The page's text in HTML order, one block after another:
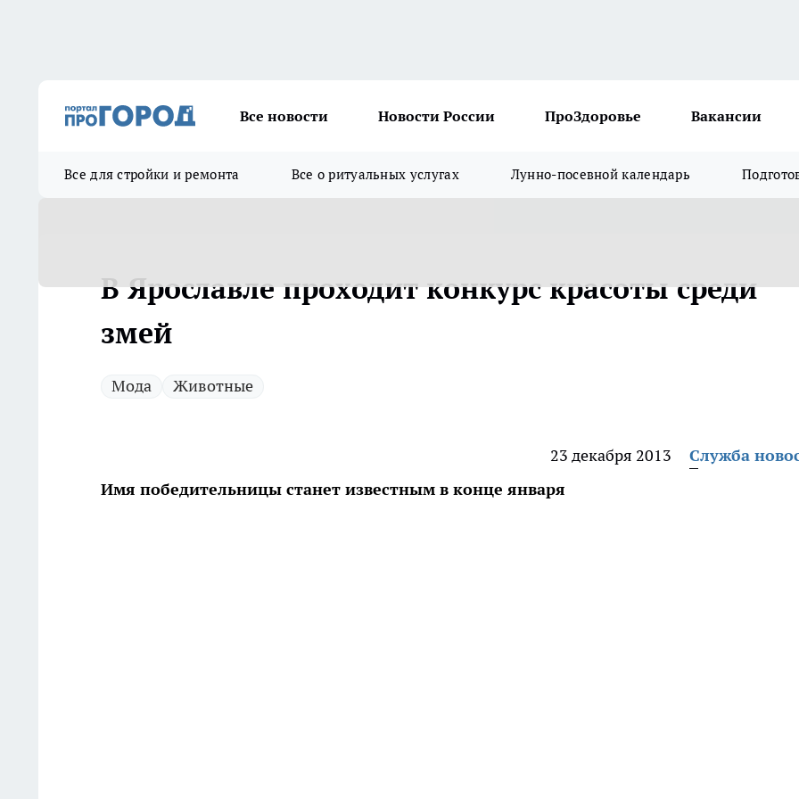
Все новости Новости России ПроЗдоровье Вакансии
Все для стройки и ремонта Все о ритуальных услугах Лунно-посевной календарь
В Ярославле проходит конкурс красоты среди
змей
Мода Животные
23 декабря 2013
Служба
Имя победительницы станет известным в конце января